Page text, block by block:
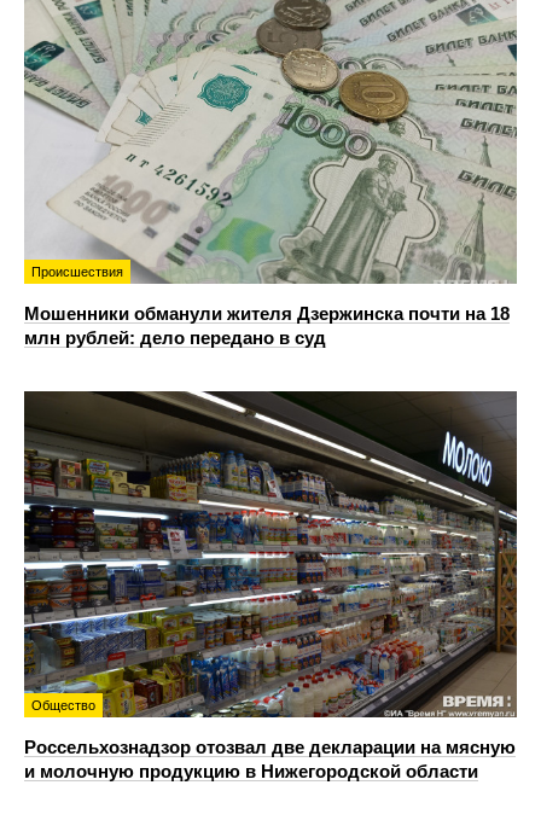
Происшествия
Мошенники обманули жителя Дзержинска почти на 18
млн рублей: дело передано в суд
Общество
Россельхознадзор отозвал две декларации на мясную
и молочную продукцию в Нижегородской области